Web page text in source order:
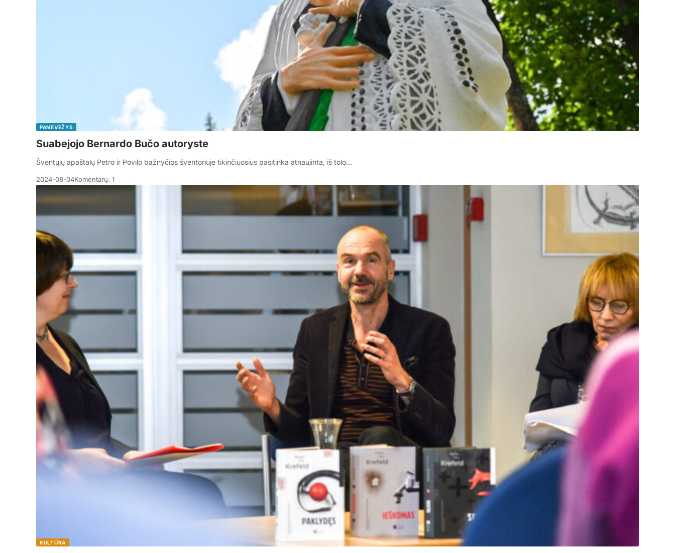
PANEVĖŽYS
Suabejojo Bernardo Bučo autoryste
Šventųjų apaštalų Petro ir Povilo bažnyčios šventoriuje tikinčiuosius pasitinka atnaujinta, iš tolo…
2024-08-04Komentarų: 1
KULTŪRA